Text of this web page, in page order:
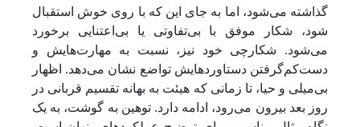
گذاشته می‌شود، اما به جای این که با روی خوش استقبال
شود، شکار موفق با بی‌تفاوتی یا بی‌اعتنایی برخورد
می‌شود. شکارچی خود نیز، نسبت به مهارت‌هایش و
دست‌کم‌گرفتن دستاوردهایش تواضع نشان می‌دهد. اظهار
بی‌میلی و حیا، تا زمانی که هیئت به بهانه تقسیم قربانی در
روز بعد بیرون می‌رود، ادامه دارد. توهین به گوشت، به یک